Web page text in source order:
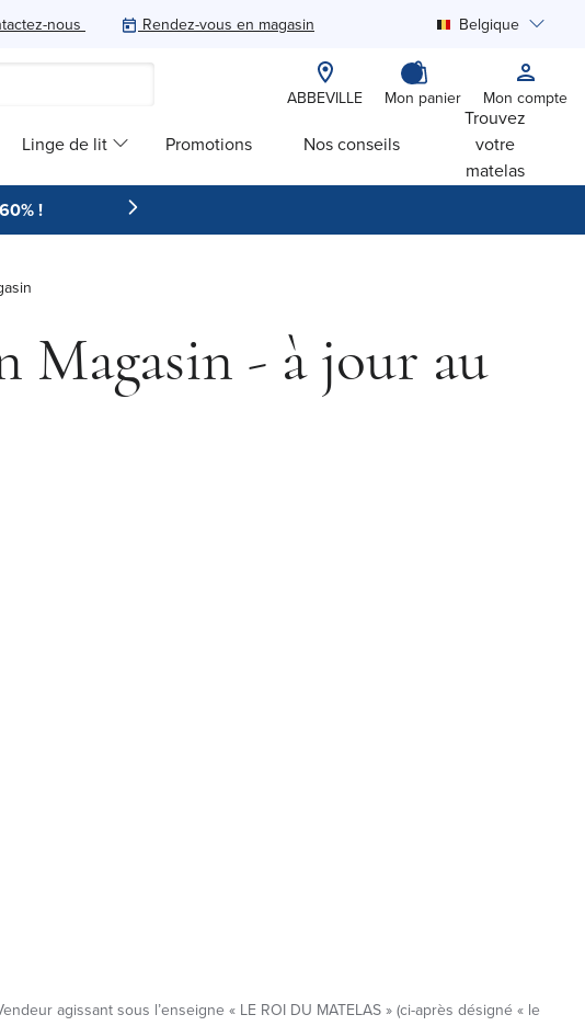
nous Rendez-vous en magasin Belgique
ABBEVILLE Mon panier Mon compte
Linge de lit Promotions Nos conseils
Trouvez
votre
matelas
!
Magasin - à jour au
agissant sous l’enseigne « LE ROI DU MATELAS » (ci-après désigné « le